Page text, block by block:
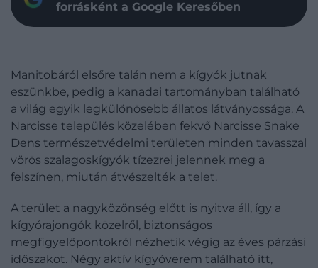
forrásként a Google Keresőben
Manitobáról elsőre talán nem a kígyók jutnak
eszünkbe, pedig a kanadai tartományban található
a világ egyik legkülönösebb állatos látványossága. A
Narcisse település közelében fekvő Narcisse Snake
Dens természetvédelmi területen minden tavasszal
vörös szalagoskígyók tízezrei jelennek meg a
felszínen, miután átvészelték a telet.
A terület a nagyközönség előtt is nyitva áll, így a
kígyórajongók közelről, biztonságos
megfigyelőpontokról nézhetik végig az éves párzási
időszakot. Négy aktív kígyóverem található itt,